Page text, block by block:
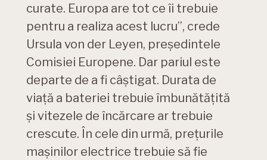
curate. Europa are tot ce îi trebuie
pentru a realiza acest lucru”, crede
Ursula von der Leyen, președintele
Comisiei Europene. Dar pariul este
departe de a fi câștigat. Durata de
viață a bateriei trebuie îmbunătățită
și vitezele de încărcare ar trebuie
crescute. În cele din urmă, prețurile
mașinilor electrice trebuie să fie